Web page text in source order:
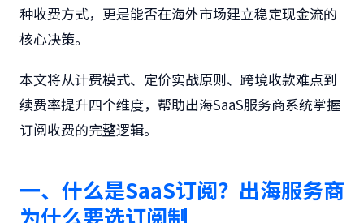
种收费方式，更是能否在海外市场建立稳定现金流的
核心决策。
本文将从计费模式、定价实战原则、跨境收款难点到
续费率提升四个维度，帮助出海SaaS服务商系统掌握
订阅收费的完整逻辑。
一、什么是SaaS订阅？出海服务商
为什么要选订阅制